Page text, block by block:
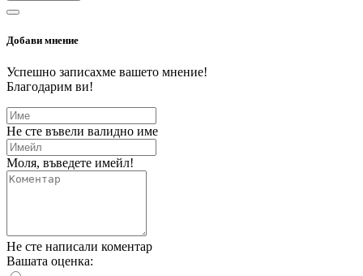
Добави мнение
Успешно записахме вашето мнение!
Благодарим ви!
Не сте въвели валидно име
Моля, въведете имейл!
Не сте написали коментар
Вашата оценка: